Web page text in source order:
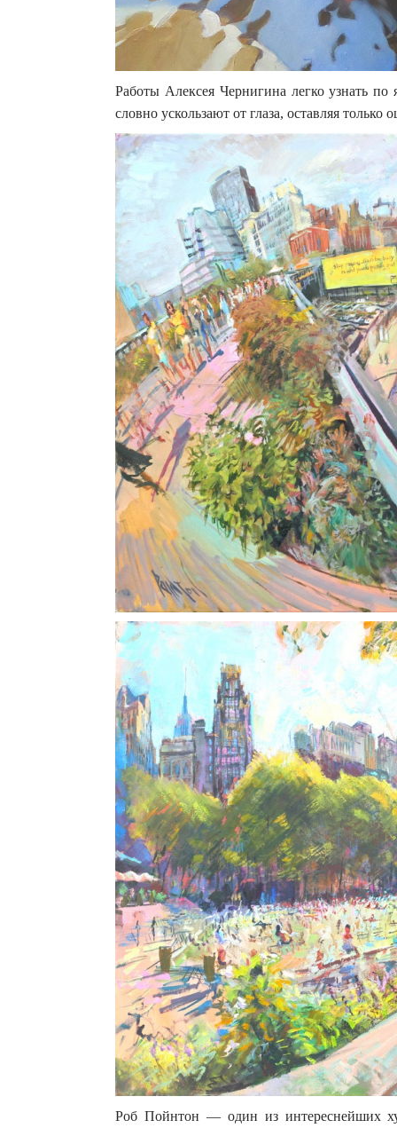
Работы Алексея Чернигина легко узнать
словно ускользают от глаза, оставляя
Роб Пойнтон — один из интереснейших